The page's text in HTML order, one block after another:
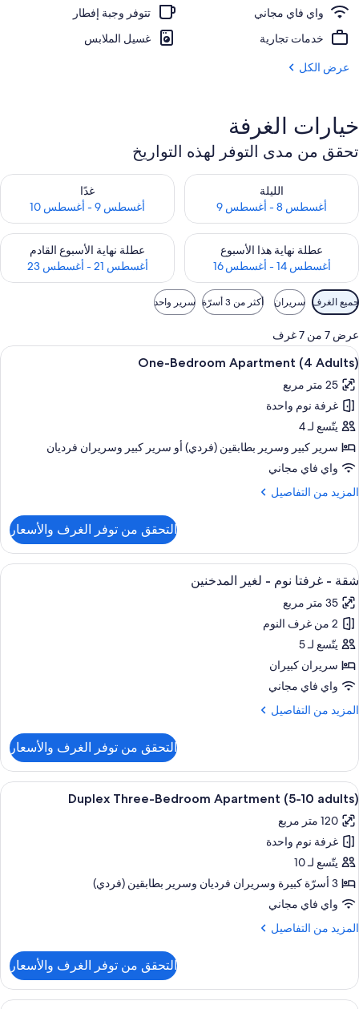
واي فاي مجاني
تتوفر وجبة إفطار
خدمات تجارية
غسيل الملابس
عرض الكل
خيارات الغرفة
تحقق من مدى التوفر لهذه التواريخ
الليلة
أغسطس 8 - أغسطس 9
تحقق من مدى التوفر لليلة للفترة أغسطس 8 - أغسطس 9
غدًا
أغسطس 9 - أغسطس 10
تحقق من مدى التوفر لغد للفترة أغسطس
عطلة نهاية هذا الأسبوع
أغسطس 14 - أغسطس 16
تحقق من مدى التوفر لعطلة نهاية هذا الأسبوع للفترة أغسطس 14 - أغسطس 16
عطلة نهاية الأسبوع القادم
أغسطس 21 - أغسطس 23
تحقق من مدى التوفر لعطلة نهاية
عوامل
التصفية
المتاحة
للغرف
جميع الغرف سريران أكثر من 3 أسرّة سرير واحد
عرض 7 من 7 غرف
استعراض
جميع
صور
One-
Bedroom
Apartment
(4
Adults)
21
One-Bedroom Apartment (4 Adults)
25 متر مربع
غرفة نوم واحدة
يتّسع لـ 4
سرير كبير‫‬ وسرير بطابقين (فردي)‫‬ أو سرير كبير‫‬ وسريران فرديان
واي فاي مجاني
المزيد من التفاصيل
المزيد
One-
Bedroom
Apartment
Adults)
التحقق من توفر الغرف والأسعار
استعراض
جميع
صور
شقة
-
غرفتا
نوم
-
لغير
29
شقة - غرفتا نوم - لغير المدخنين
35 متر مربع
2 من غرف النوم
يتّسع لـ 5
سريران كبيران
واي فاي مجاني
المزيد من التفاصيل
المزيد
شقة
غرفتا
نوم
لغير
المدخنين
التحقق من توفر الغرف والأسعار
استعراض
جميع
صور
Duplex
Three-
Bedroom
Apartment
(5-
10
18
Duplex Three-Bedroom Apartment (5-10 adults)
120 متر مربع
غرفة نوم واحدة
يتّسع لـ 10
3 أسرّة كبيرة‫‬ وسريران فرديان‫‬ وسرير بطابقين (فردي)
واي فاي مجاني
المزيد من التفاصيل
المزيد
Duplex
Three-
التحقق من توفر الغرف والأسعار